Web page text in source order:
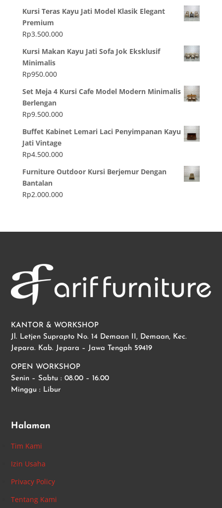
Kursi Teras Kayu Jati Model Klasik Elegant
Premium
Rp3.500.000
Kursi Makan Kayu Jati Sofa Jok Eksklusif
Minimalis
Rp950.000
Set Meja 4 Kursi Cafe Model Modern Minimalis
Berlengan
Rp9.500.000
Buffet Kabinet Lemari Laci Penyimpanan Kayu
Jati Vintage
Rp4.500.000
Furniture Outdoor Kursi Berjemur Dengan
Bantalan
Rp2.000.000
KANTOR & WORKSHOP
Jl. Letjen Suprapto No. 14 Demaan II, Demaan, Kec.
Jepara. Kab. Jepara – Jawa Tengah 59419
OPEN WORKSHOP
Senin – Sabtu : 08.00 – 16.00
Minggu : Libur
Halaman
Tim Kami
Izin Usaha
Privacy Policy
Tentang Kami